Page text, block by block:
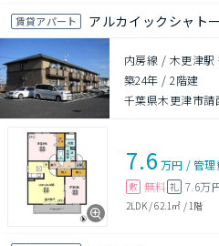
賃貸アパート アルカイックシャト
内房線 / 木更津駅
築24年 /2階建
千葉県木更津市請
7.6 万円 /管理
敷 無料 礼 7.6万
2LDK/62.1㎡ / 1階